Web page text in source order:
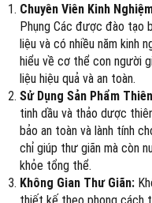
Chuyên Viên Kinh
Phụng Các được đào tạo
liệu và có nhiều năm kinh
hiểu về cơ thể con người
liệu hiệu quả và an toàn.
Sử Dụng Sản Phẩm
tinh dầu và thảo dược
bảo an toàn và lành tính
chỉ giúp thư giãn mà còn
khỏe tổng thể.
Không Gian Thư Giãn: